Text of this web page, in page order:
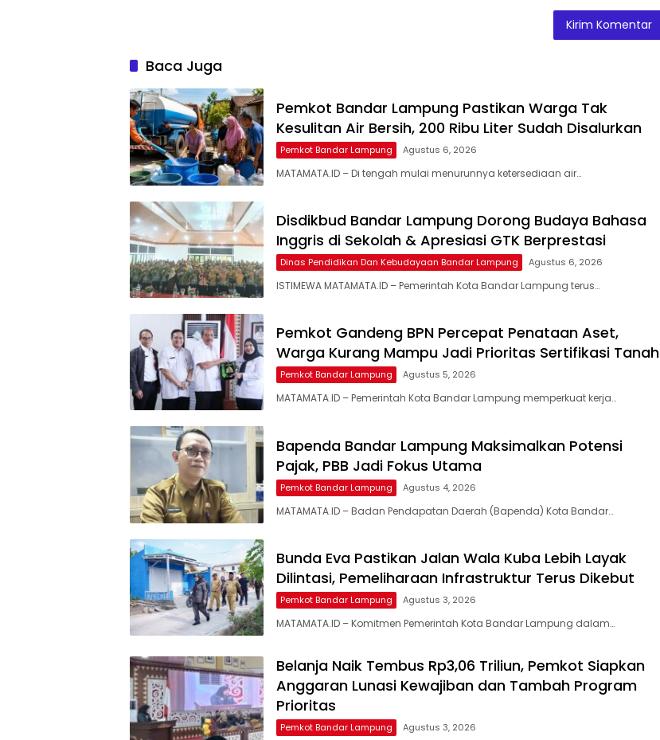
Baca Juga
Pemkot Bandar Lampung Pastikan Warga Tak
Kesulitan Air Bersih, 200 Ribu Liter Sudah Disalurkan
Pemkot Bandar Lampung Agustus 6, 2026
MATAMATA.ID – Di tengah mulai menurunnya ketersediaan air…
Disdikbud Bandar Lampung Dorong Budaya Bahasa
Inggris di Sekolah & Apresiasi GTK Berprestasi
Dinas Pendidikan Dan Kebudayaan Bandar Lampung Agustus 6, 2026
ISTIMEWA MATAMATA.ID – Pemerintah Kota Bandar Lampung terus…
Pemkot Gandeng BPN Percepat Penataan Aset,
Warga Kurang Mampu Jadi Prioritas Sertifikasi Tanah
Pemkot Bandar Lampung Agustus 5, 2026
MATAMATA.ID – Pemerintah Kota Bandar Lampung memperkuat kerja…
Bapenda Bandar Lampung Maksimalkan Potensi
Pajak, PBB Jadi Fokus Utama
Pemkot Bandar Lampung Agustus 4, 2026
MATAMATA.ID – Badan Pendapatan Daerah (Bapenda) Kota Bandar…
Bunda Eva Pastikan Jalan Wala Kuba Lebih Layak
Dilintasi, Pemeliharaan Infrastruktur Terus Dikebut
Pemkot Bandar Lampung Agustus 3, 2026
MATAMATA.ID – Komitmen Pemerintah Kota Bandar Lampung dalam…
Belanja Naik Tembus Rp3,06 Triliun, Pemkot Siapkan
Anggaran Lunasi Kewajiban dan Tambah Program
Prioritas
Pemkot Bandar Lampung Agustus 3, 2026